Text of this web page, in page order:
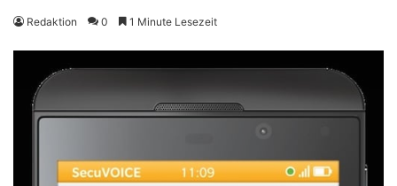
Redaktion 0 1 Minute Lesezeit